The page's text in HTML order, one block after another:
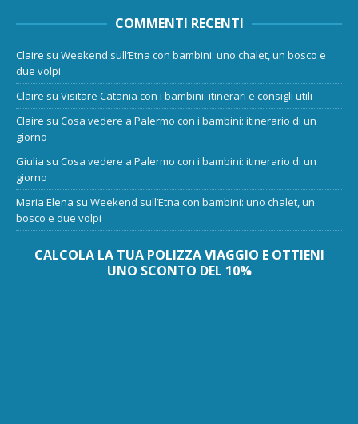
COMMENTI RECENTI
Claire su Weekend sull’Etna con bambini: uno chalet, un bosco e
due volpi
Claire su Visitare Catania con i bambini: itinerari e consigli utili
Claire su Cosa vedere a Palermo con i bambini: itinerario di un
giorno
Giulia su Cosa vedere a Palermo con i bambini: itinerario di un
giorno
Maria Elena su Weekend sull’Etna con bambini: uno chalet, un
bosco e due volpi
CALCOLA LA TUA POLIZZA VIAGGIO E OTTIENI
UNO SCONTO DEL 10%